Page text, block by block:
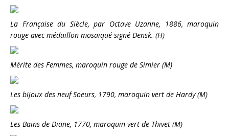
La Française du Siècle, par Octave Uzanne, 1886, maroquin
rouge avec médaillon mosaïqué signé Densk. (H)
Mérite des Femmes, maroquin rouge de Simier (M)
Les bijoux des neuf Soeurs, 1790, maroquin vert de Hardy (M)
Les Bains de Diane, 1770, maroquin vert de Thivet (M)